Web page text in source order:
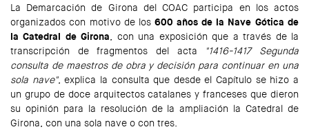
La Demarcación de Girona del COAC participa en los actos
organizados con motivo de los600 años de la Nave Gótica de
la Catedral de Girona , con una exposición que a través de la
transcripción de fragmentos del acta
"1416-1417 Segunda
consulta de maestros de obra y decisión para continuar en una
sola nave", explica la consulta que desde el Capítulo se hizo a
un grupo de doce arquitectos catalanes y franceses que dieron
su opinión para la resolución de la ampliación la Catedral de
Girona, con una sola nave o con tres.